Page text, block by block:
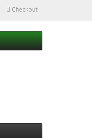
Checkout